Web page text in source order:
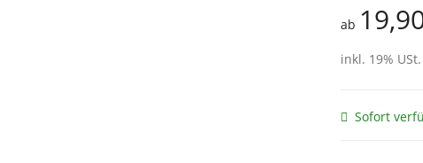
ab
inkl. 19%
Sofort